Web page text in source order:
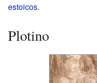
estoicos.
Plotino